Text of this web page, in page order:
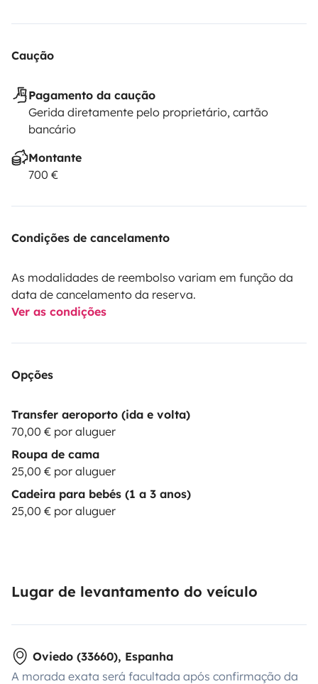
Caução
Pagamento da caução
Gerida diretamente pelo proprietário, cartão
bancário
Montante
700 €
Condições de cancelamento
As modalidades de reembolso variam em função da
data de cancelamento da reserva.
Ver as condições
Opções
Transfer aeroporto (ida e volta)
70,00 € por aluguer
Roupa de cama
25,00 € por aluguer
Cadeira para bebés (1 a 3 anos)
25,00 € por aluguer
Lugar de levantamento do veículo
Oviedo (33660), Espanha
A morada exata será facultada após confirmação da